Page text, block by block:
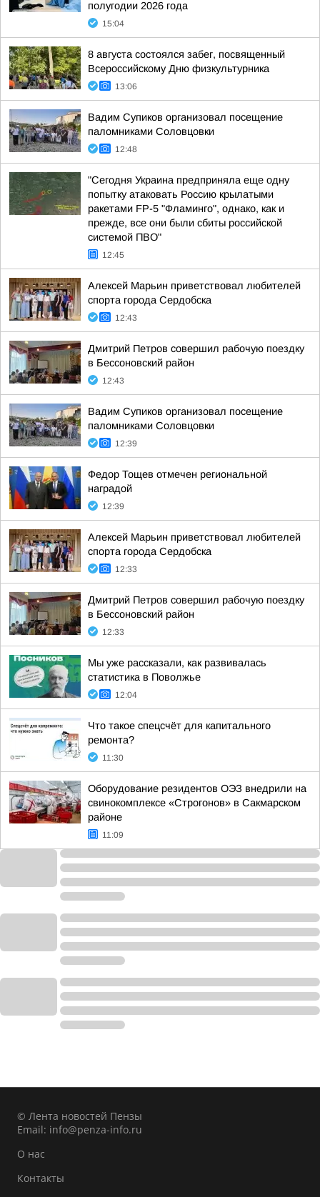
полугодии 2026 года
15:04
8 августа состоялся забег, посвященный
Всероссийскому Дню физкультурника
13:06
Вадим Супиков организовал посещение
паломниками Соловцовки
12:48
"Сегодня Украина предприняла еще одну
попытку атаковать Россию крылатыми
ракетами FP-5 "Фламинго", однако, как и
прежде, все они были сбиты российской
системой ПВО"
12:45
Алексей Марьин приветствовал любителей
спорта города Сердобска
12:43
Дмитрий Петров совершил рабочую поездку
в Бессоновский район
12:43
Вадим Супиков организовал посещение
паломниками Соловцовки
12:39
Федор Тощев отмечен региональной
наградой
12:39
Алексей Марьин приветствовал любителей
спорта города Сердобска
12:33
Дмитрий Петров совершил рабочую поездку
в Бессоновский район
12:33
Мы уже рассказали, как развивалась
статистика в Поволжье
12:04
Что такое спецсчёт для капитального
ремонта?
11:30
Оборудование резидентов ОЭЗ внедрили на
свинокомплексе «Строгонов» в Сакмарском
районе
11:09
© Лента новостей Пензы
Email: info@penza-info.ru
О нас
Контакты